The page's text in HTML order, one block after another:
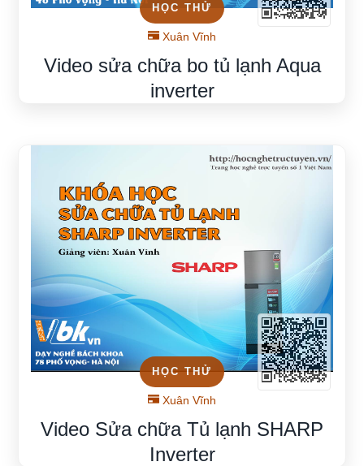
HỌC THỬ
Xuân Vĩnh
Video sửa chữa bo tủ lạnh Aqua
inverter
HỌC THỬ
Xuân Vĩnh
Video Sửa chữa Tủ lạnh SHARP
Inverter